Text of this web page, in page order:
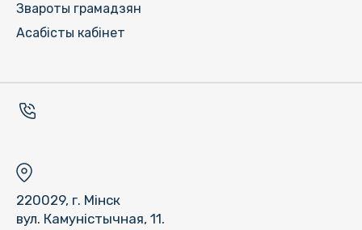
Звароты грамадзян
Асабісты кабінет
220029, г. Мінск
вул. Камуністычная, 11.